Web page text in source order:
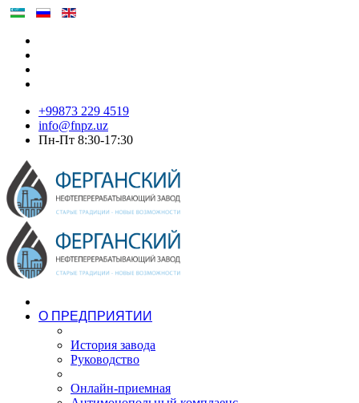
+99873 229 4519
info@fnpz.uz
Пн-Пт 8:30-17:30
О ПРЕДПРИЯТИИ
История завода
Руководство
Онлайн-приемная